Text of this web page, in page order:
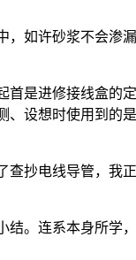
如许砂浆不会渗
是进修接线盒的
、设想时使用到的
抄电线导管，我
。连系本身所学，